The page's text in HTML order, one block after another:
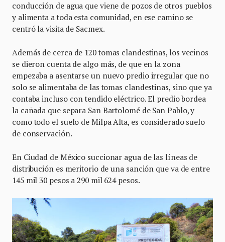
conducción de agua que viene de pozos de otros pueblos
y alimenta a toda esta comunidad, en ese camino se
centró la visita de Sacmex.
Además de cerca de 120 tomas clandestinas, los vecinos
se dieron cuenta de algo más, de que en la zona
empezaba a asentarse un nuevo predio irregular que no
solo se alimentaba de las tomas clandestinas, sino que ya
contaba incluso con tendido eléctrico. El predio bordea
la cañada que separa San Bartolomé de San Pablo, y
como todo el suelo de Milpa Alta, es considerado suelo
de conservación.
En Ciudad de México succionar agua de las líneas de
distribución es meritorio de una sanción que va de entre
145 mil 30 pesos a 290 mil 624 pesos.